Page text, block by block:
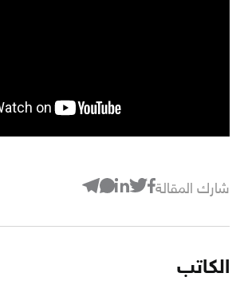
شارك المقالة
الكاتب